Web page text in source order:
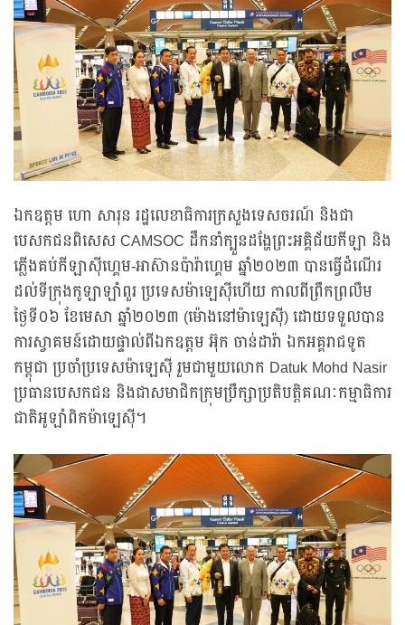
ឯកឧត្តម ហោ សារុន រដ្ឋលេខាធិការក្រសួងទេសចរណ៍ និងជា
បេសកជនពិសេស CAMSOC ដឹកនាំក្បួនដង្ហែព្រះអគ្គិជ័យកីឡា និង
ភ្លើងគប់កីឡាស៊ីហ្គេម-អាស៊ានប៉ារ៉ាហ្គេម ឆ្នាំ២០២៣ បានធ្វើដំណើរ
ដល់ទីក្រុងកូឡាឡាំពួរ ប្រទេសម៉ាឡេស៊ីហើយ កាលពីព្រឹកព្រលឹម
ថ្ងៃទី០៦ ខែមេសា ឆ្នាំ២០២៣ (ម៉ោងនៅម៉ាឡេស៊ី) ដោយទទួលបាន
ការស្វាគមន៍ដោយផ្ទាល់ពីឯកឧត្តម អ៊ុក ចាន់ដារ៉ា ឯកអគ្គរាជទូត
កម្ពុជា ប្រចាំប្រទេសម៉ាឡេស៊ី រួមជាមួយលោក Datuk Mohd Nasir
ប្រធានបេសកជន និងជាសមាជិកក្រុមប្រឹក្សាប្រតិបត្តិគណៈកម្មាធិការ
ជាតិអូឡាំពិកម៉ាឡេស៊ី។